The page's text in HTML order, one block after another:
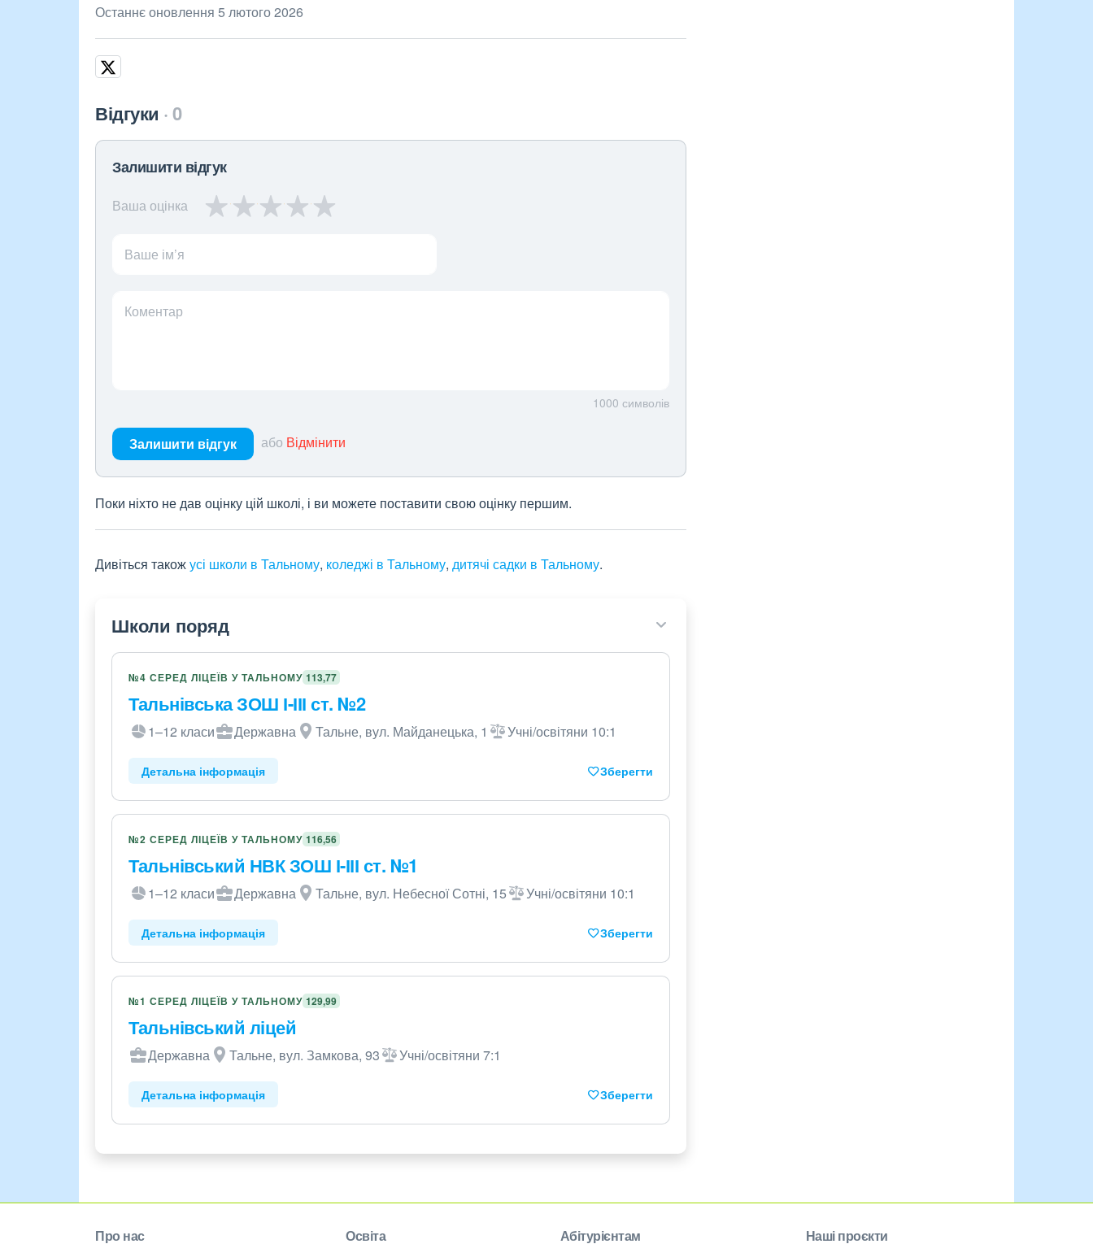
Останнє оновлення 5 лютого 2026
Відгуки 0
Залишити відгук
Ваша оцінка
Ваше ім’я
Коментар
1000 символів
Залишити відгук або Відмінити
Поки ніхто не дав оцінку цій школі, і ви можете поставити свою оцінку першим.
Дивіться такожусі школи в Тальному, коледжі в Тальному, дитячі садки в Тальному.
Школи поряд
№4 СЕРЕД ЛІЦЕЇВ У ТАЛЬНОМУ 113,77
Тальнівська ЗОШ І-ІІІ ст. №2
1–12 класи Державна Тальне, вул. Майданецька, 1 Учні/освітяни 10:1
Детальна інформація Зберегти
№2 СЕРЕД ЛІЦЕЇВ У ТАЛЬНОМУ 116,56
Тальнівський НВК ЗОШ І-ІІІ ст. №1
1–12 класи Державна Тальне, вул. Небесної Сотні, 15 Учні/освітяни 10:1
Детальна інформація Зберегти
№1 СЕРЕД ЛІЦЕЇВ У ТАЛЬНОМУ 129,99
Тальнівський ліцей
Державна Тальне, вул. Замкова, 93 Учні/освітяни 7:1
Детальна інформація Зберегти
Про нас Освіта Абітурієнтам Наші проєкти